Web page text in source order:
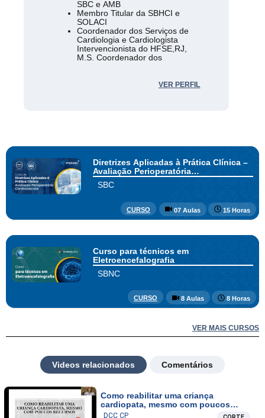
SBC e AMB
Membro Titular da SBHCI e
SOLACI
Coordenador dos Serviços de
Cardiologia e Cardiologista
Intervencionista do HFSE,RJ,
M.S. Coordenador dos
Gestor do Hospital do Coração
VER PERFIL
Diretrizes Aplicadas à Prática Clínica –
Avaliação Perioperatória
Cardiovascular
SBC
CURSO 07 Aulas 15 Horas
Curso para técnicos em
Eletroencefalografia
SBNC
CURSO 8 Aulas 8 Horas
VER MAIS CURSOS
Videos relacionados Comentários
Como reabilitar uma criança
cardiopata, mesmo com poucos
recursos
DCC CP